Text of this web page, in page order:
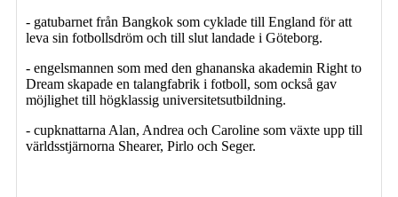
- gatubarnet från Bangkok som cyklade till England för att
leva sin fotbollsdröm och till slut landade i Göteborg.
- engelsmannen som med den ghananska akademin Right to
Dream skapade en talangfabrik i fotboll, som också gav
möjlighet till högklassig universitetsutbildning.
- cupknattarna Alan, Andrea och Caroline som växte upp till
världsstjärnorna Shearer, Pirlo och Seger.